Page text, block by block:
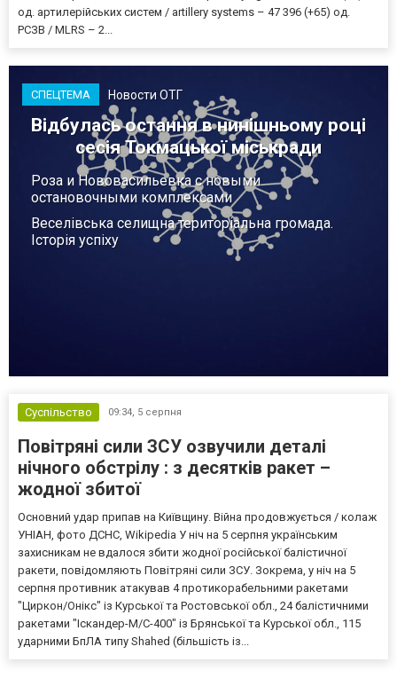
од. артилерійських систем / artillery systems – 47 396 (+65) од.
РСЗВ / MLRS – 2...
СПЕЦТЕМА Новости ОТГ
Відбулась остання в нинішньому році
сесія Токмацької міськради
Роза и Нововасильевка с новыми
остановочными комплексами
Веселівська селищна територіальна громада.
Історія успіху
Суспільство 09:34, 5 серпня
Повітряні сили ЗСУ озвучили деталі
нічного обстрілу : з десятків ракет –
жодної збитої
Основний удар припав на Київщину. Війна продовжується / колаж
УНІАН, фото ДСНС, Wikipedia У ніч на 5 серпня українським
захисникам не вдалося збити жодної російської балістичної
ракети, повідомляють Повітряні сили ЗСУ. Зокрема, у ніч на 5
серпня противник атакував 4 протикорабельними ракетами
"Циркон/Онікс" із Курської та Ростовської обл., 24 балістичними
ракетами "Іскандер-М/С-400" із Брянської та Курської обл., 115
ударними БпЛА типу Shahed (більшість із...